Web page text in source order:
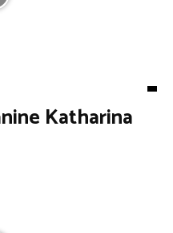
Katharina